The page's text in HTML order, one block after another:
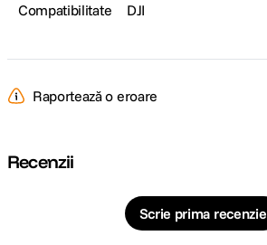
Compatibilitate DJI
Raportează o eroare
Recenzii
Scrie prima recenzie